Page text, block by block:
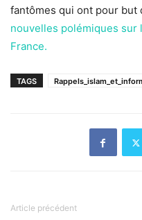
fantômes qui ont pour but
nouvelles polémiques sur
France.
TAGS
Article précédent